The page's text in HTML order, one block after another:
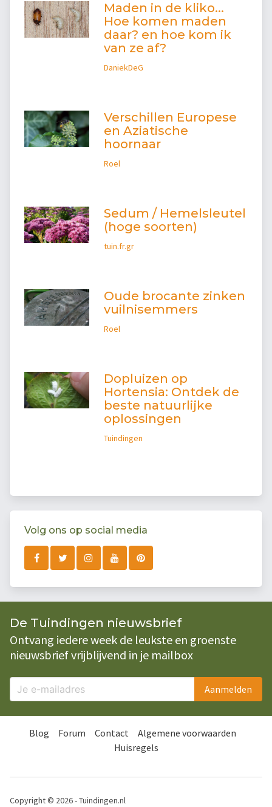
Maden in de kliko...
Hoe komen maden
daar? en hoe kom ik
van ze af?
DaniekDeG
Verschillen Europese
en Aziatische
hoornaar
Roel
Sedum / Hemelsleutel
(hoge soorten)
tuin.fr.gr
Oude brocante zinken
vuilnisemmers
Roel
Dopluizen op
Hortensia: Ontdek de
beste natuurlijke
oplossingen
Tuindingen
Volg ons op social media
De Tuindingen nieuwsbrief
Ontvang iedere week de leukste en groenste
nieuwsbrief vrijblijvend in je mailbox
Aanmelden
Blog Forum Contact
Algemene voorwaarden
Huisregels
Copyright © 2026 - Tuindingen.nl